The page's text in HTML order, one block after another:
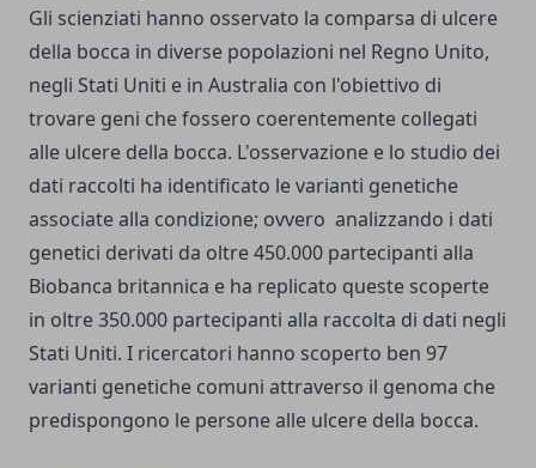
Gli scienziati hanno osservato la comparsa di ulcere
della bocca in diverse popolazioni nel Regno Unito,
negli Stati Uniti e in Australia con l'obiettivo di
trovare geni che fossero coerentemente collegati
alle ulcere della bocca. L'osservazione e lo studio dei
dati raccolti ha identificato le varianti genetiche
associate alla condizione; ovvero analizzando i dati
genetici derivati da oltre 450.000 partecipanti alla
Biobanca britannica e ha replicato queste scoperte
in oltre 350.000 partecipanti alla raccolta di dati negli
Stati Uniti. I ricercatori hanno scoperto ben 97
varianti genetiche comuni attraverso il genoma che
predispongono le persone alle ulcere della bocca.